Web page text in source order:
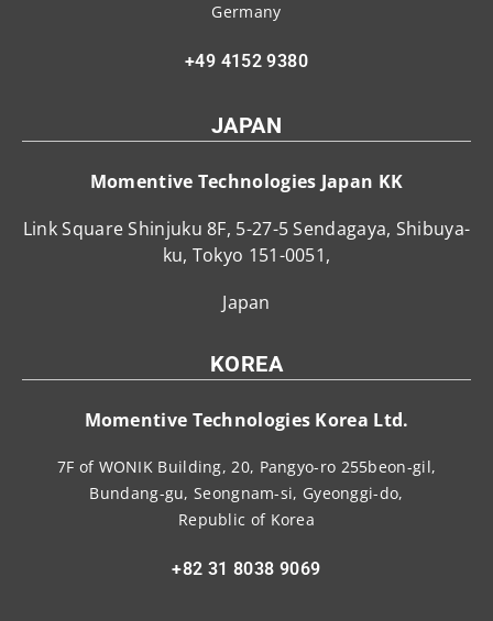
Germany
+49 4152 9380
JAPAN
Momentive Technologies Japan KK
Link Square Shinjuku 8F, 5-27-5 Sendagaya, Shibuya-
ku, Tokyo 151-0051,
Japan
KOREA
Momentive Technologies Korea Ltd.
7F of WONIK Building, 20, Pangyo-ro 255beon-gil,
Bundang-gu, Seongnam-si, Gyeonggi-do,
Republic of Korea
+82 31 8038 9069